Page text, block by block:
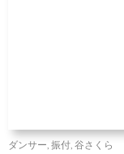
ダンサー, 振付, 谷さくら